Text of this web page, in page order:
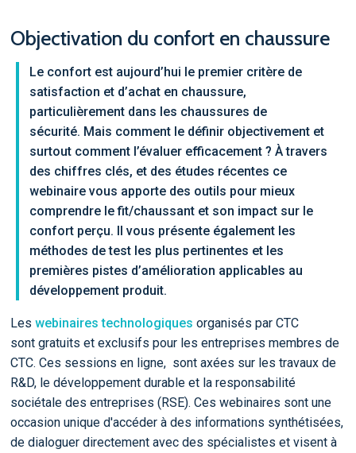
Objectivation du confort en chaussure
Le confort est aujourd’hui le premier critère de
satisfaction et d’achat en chaussure,
particulièrement dans les chaussures de
sécurité. Mais comment le définir objectivement et
surtout comment l’évaluer efficacement ? À travers
des chiffres clés, et des études récentes ce
webinaire vous apporte des outils pour mieux
comprendre le fit/chaussant et son impact sur le
confort perçu. Il vous présente également les
méthodes de test les plus pertinentes et les
premières pistes d’amélioration applicables au
développement produit.
Les webinaires technologiques organisés par CTC
sont gratuits et exclusifs pour les entreprises membres de
CTC. Ces sessions en ligne, sont axées sur les travaux de
R&D, le développement durable et la responsabilité
sociétale des entreprises (RSE). Ces webinaires sont une
occasion unique d'accéder à des informations synthétisées,
de dialoguer directement avec des spécialistes et visent à